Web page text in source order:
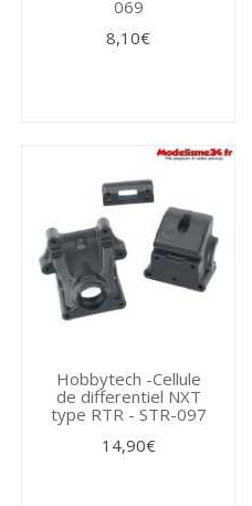
069
8,10€
Hobbytech -Cellule
de differentiel NXT
type RTR - STR-097
14,90€